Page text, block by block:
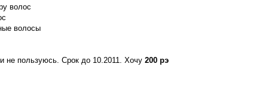
волос
волосы
не пользуюсь. Срок до 10.2011. Хочу 200 рэ